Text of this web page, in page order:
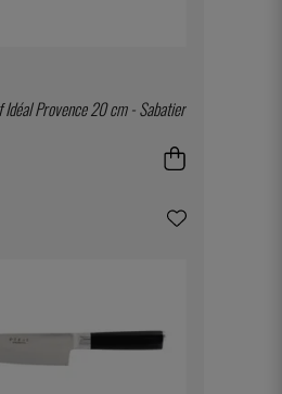
Idéal Provence 20 cm - Sabatier